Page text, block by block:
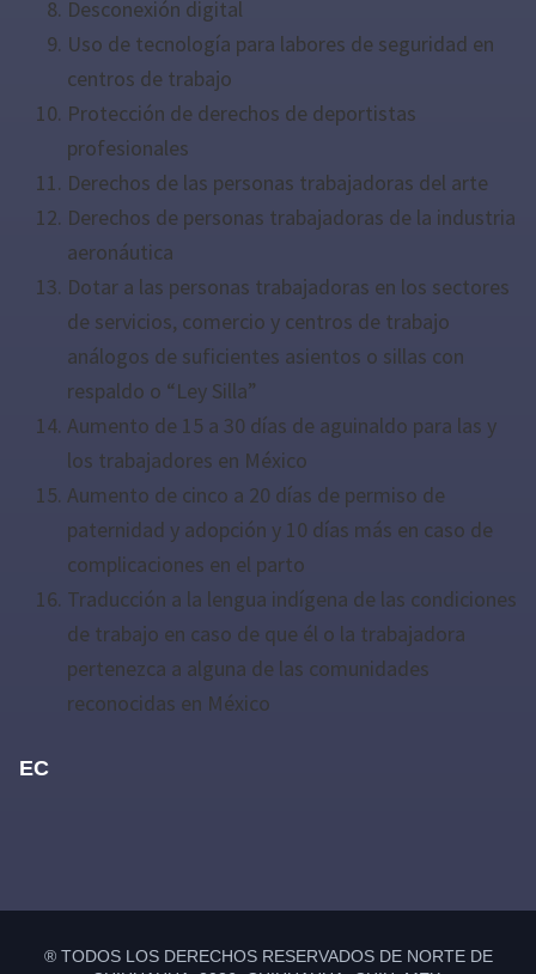
Desconexión digital
Uso de tecnología para labores de seguridad en
centros de trabajo
Protección de derechos de deportistas
profesionales
Derechos de las personas trabajadoras del arte
Derechos de personas trabajadoras de la industria
aeronáutica
Dotar a las personas trabajadoras en los sectores
de servicios, comercio y centros de trabajo
análogos de suficientes asientos o sillas con
respaldo o “Ley Silla”
Aumento de 15 a 30 días de aguinaldo para las y
los trabajadores en México
Aumento de cinco a 20 días de permiso de
paternidad y adopción y 10 días más en caso de
complicaciones en el parto
Traducción a la lengua indígena de las condiciones
de trabajo en caso de que él o la trabajadora
pertenezca a alguna de las comunidades
reconocidas en México
EC
® TODOS LOS DERECHOS RESERVADOS DE NORTE DE